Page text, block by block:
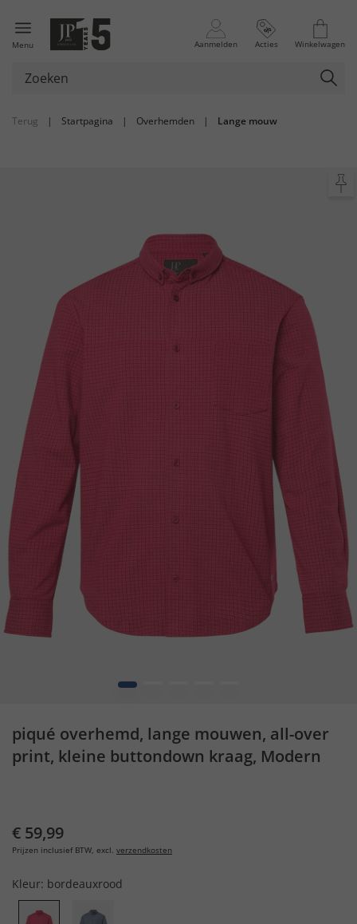
Menu Aanmelden Acties Winkelwagen
Terug | Startpagina | Overhemden | Lange mouw
1
piqué overhemd, lange mouwen, all-over
print, kleine buttondown kraag, Modern
€ 59,99
Prijzen inclusief BTW, excl. verzendkosten
Kleur: bordeauxrood